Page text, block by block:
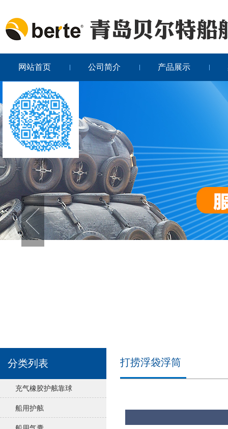
网站首页 公司简介 产品展示
分类列表
充气橡胶护舷靠球
船用护舷
打捞浮袋浮筒
关闭